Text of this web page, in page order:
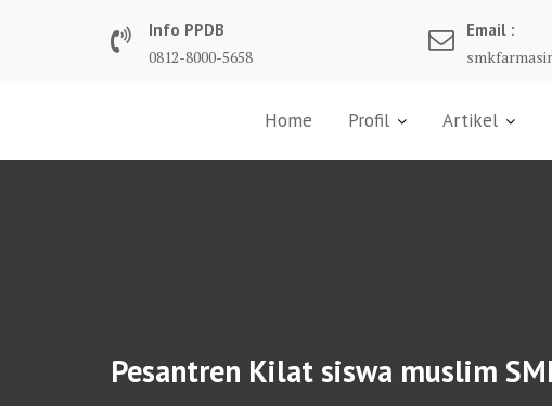
Info PPDB
0812-8000-5658
Email :
Home Profil Artikel
Pesantren Kilat siswa muslim